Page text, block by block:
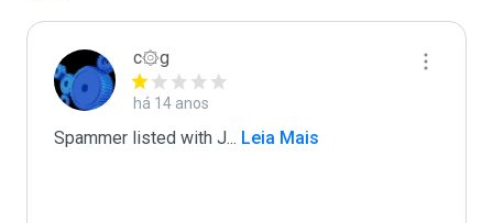
c۞g
há 14 anos
Spammer listed with J... Leia Mais